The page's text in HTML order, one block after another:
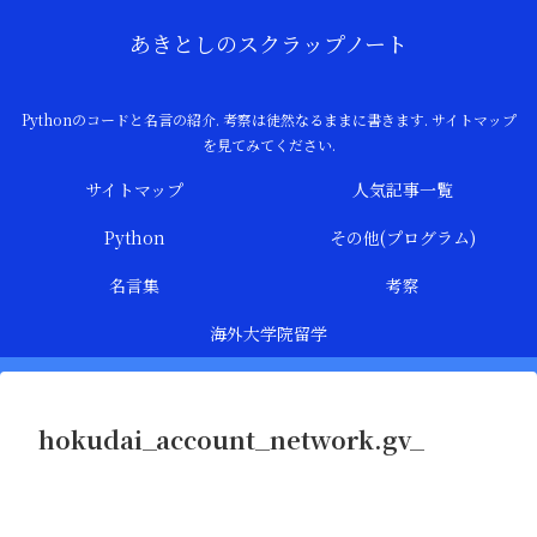
あきとしのスクラップノート
Pythonのコードと名言の紹介. 考察は徒然なるままに書きます. サイトマップ
を見てみてください.
サイトマップ
人気記事一覧
Python
その他(プログラム)
名言集
考察
海外大学院留学
hokudai_account_network.gv_